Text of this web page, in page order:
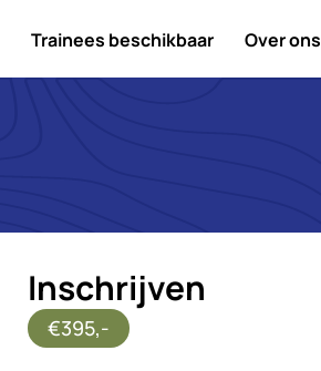
Trainees beschikbaar Over ons
Inschrijven
€395,-